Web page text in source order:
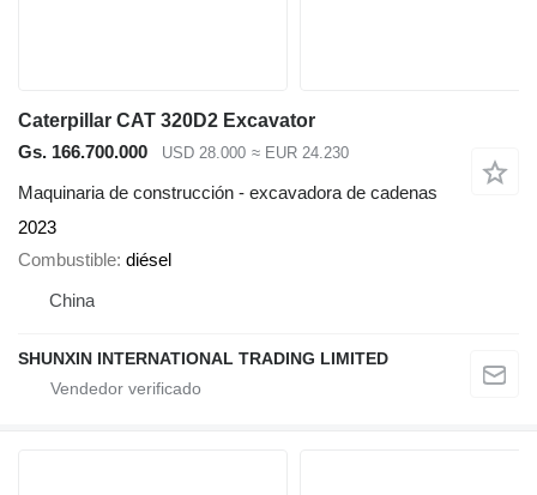
Caterpillar CAT 320D2 Excavator
Gs. 166.700.000
USD 28.000 ≈ EUR 24.230
Maquinaria de construcción - excavadora de cadenas
2023
Combustible diésel
China
SHUNXIN INTERNATIONAL TRADING LIMITED